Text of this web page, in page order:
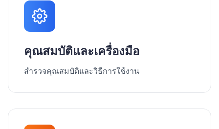
คุณสมบัติและเครื่องมือ
สำรวจคุณสมบัติและวิธีการใช้งาน